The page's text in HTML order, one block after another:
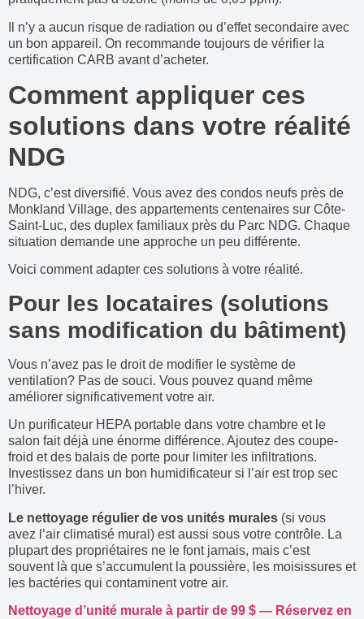
Il n’y a aucun risque de radiation ou d’effet secondaire avec
un bon appareil. On recommande toujours de vérifier la
certification CARB avant d’acheter.
Comment appliquer ces
solutions dans votre réalité
NDG
NDG, c’est diversifié. Vous avez des condos neufs près de
Monkland Village, des appartements centenaires sur Côte-
Saint-Luc, des duplex familiaux près du Parc NDG. Chaque
situation demande une approche un peu différente.
Voici comment adapter ces solutions à votre réalité.
Pour les locataires (solutions
sans modification du bâtiment)
Vous n’avez pas le droit de modifier le système de
ventilation? Pas de souci. Vous pouvez quand même
améliorer significativement votre air.
Un purificateur HEPA portable dans votre chambre et le
salon fait déjà une énorme différence. Ajoutez des coupe-
froid et des balais de porte pour limiter les infiltrations.
Investissez dans un bon humidificateur si l’air est trop sec
l’hiver.
Le nettoyage régulier de vos unités murales (si vous
avez l’air climatisé mural) est aussi sous votre contrôle. La
plupart des propriétaires ne le font jamais, mais c’est
souvent là que s’accumulent la poussière, les moisissures et
les bactéries qui contaminent votre air.
Nettoyage d’unité murale à partir de 99 $ — Réservez en